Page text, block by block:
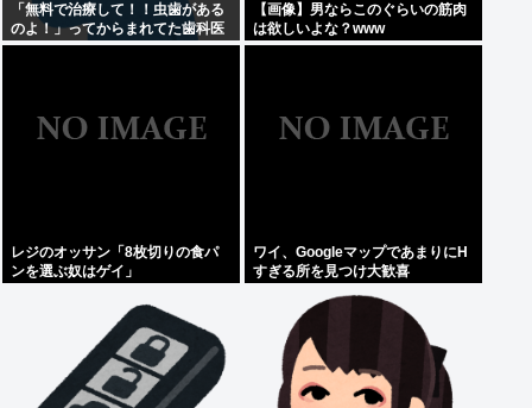
「無料で治療して！！虫歯がある
のよ！」ってからまれてた歯科医
の旦那がいるママ
【画像】男ならこのぐらいの筋肉
は欲しいよな？www
レジのオッサン「8枚切りの食パ
ンを選ぶ奴はゲイ」
ワイ、GoogleマップであまりにΗ
すぎる所を見つけ大歓喜